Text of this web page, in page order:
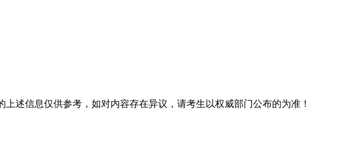
述信息仅供参考，如对内容存在异议，请考生以权威部门公布的为准！